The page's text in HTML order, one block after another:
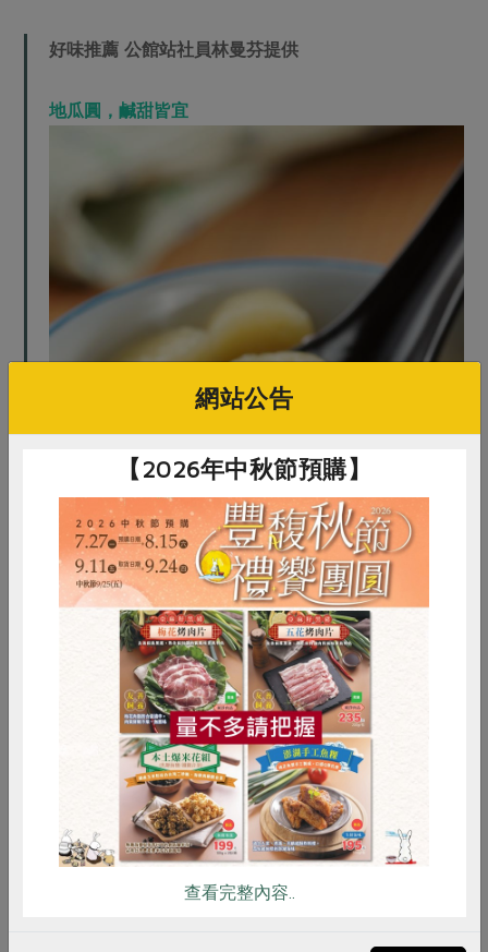
好味推薦 公館站社員林曼芬提供
地瓜圓，鹹甜皆宜
純地瓜製成，口感像義式馬鈴薯麵疙瘩，有淡淡的地
瓜味。除了傳統甜品吃法，也極適用在西式料理，像
是白醬、茄醬燴地瓜米疙瘩，搭配蔬菜做湯品。也可
燴入燉菜，或是單獨搭配奶油、起司當作主食。
RPET 食譜 減硝酸鹽
雞蛋 食安 共同購買
網站公告
【2026年中秋節預購】
查看完整內容..